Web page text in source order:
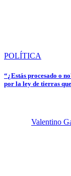
POLÍTICA
“¿Estás procesado o
por la ley de tierras
Valentino